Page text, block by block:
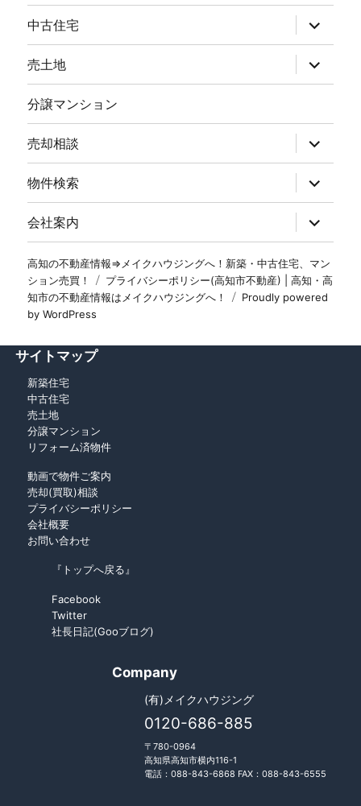
中古住宅
売土地
分譲マンション
売却相談
物件検索
会社案内
高知の不動産情報⇒メイクハウジングへ！新築・中古住宅、マン
ション売買！
プライバシーポリシー(高知市不動産) | 高知・高
知市の不動産情報はメイクハウジングへ！
Proudly powered
by WordPress
サイトマップ
新築住宅
中古住宅
売土地
分譲マンション
リフォーム済物件
動画で物件ご案内
売却(買取)相談
プライバシーポリシー
会社概要
お問い合わせ
『トップへ戻る』
Facebook
Twitter
社長日記(Gooブログ)
Company
(有)メイクハウジング
0120-686-885
〒780-0964
高知県高知市横内116-1
電話：088-843-6868 FAX：088-843-6555